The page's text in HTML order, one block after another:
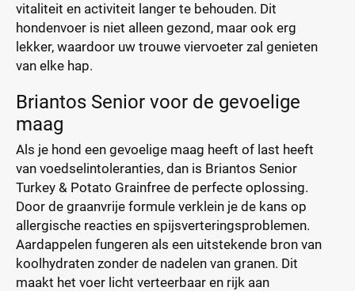
vitaliteit en activiteit langer te behouden. Dit
hondenvoer is niet alleen gezond, maar ook erg
lekker, waardoor uw trouwe viervoeter zal genieten
van elke hap.
Briantos Senior voor de gevoelige
maag
Als je hond een gevoelige maag heeft of last heeft
van voedselintoleranties, dan is Briantos Senior
Turkey & Potato Grainfree de perfecte oplossing.
Door de graanvrije formule verklein je de kans op
allergische reacties en spijsverteringsproblemen.
Aardappelen fungeren als een uitstekende bron van
koolhydraten zonder de nadelen van granen. Dit
maakt het voer licht verteerbaar en rijk aan